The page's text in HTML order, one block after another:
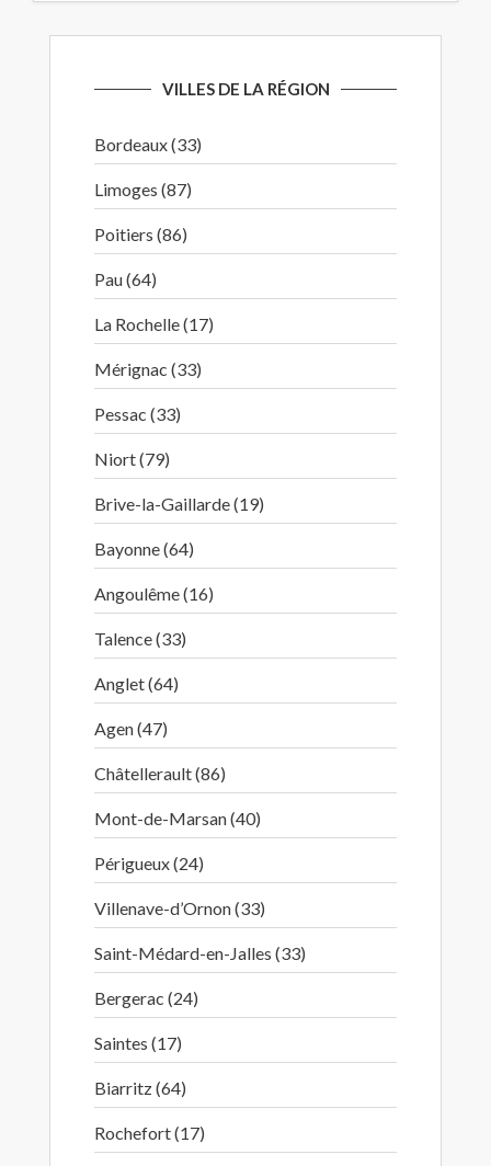
VILLES DE LA RÉGION
Bordeaux (33)
Limoges (87)
Poitiers (86)
Pau (64)
La Rochelle (17)
Mérignac (33)
Pessac (33)
Niort (79)
Brive-la-Gaillarde (19)
Bayonne (64)
Angoulême (16)
Talence (33)
Anglet (64)
Agen (47)
Châtellerault (86)
Mont-de-Marsan (40)
Périgueux (24)
Villenave-d’Ornon (33)
Saint-Médard-en-Jalles (33)
Bergerac (24)
Saintes (17)
Biarritz (64)
Rochefort (17)